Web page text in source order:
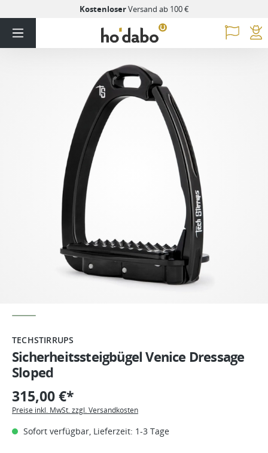
KostenloserVersand ab 100 €
TECHSTIRRUPS
Sicherheitssteigbügel Venice Dressage
Sloped
315,00 €*
Preise inkl. MwSt. zzgl. Versandkosten
Sofort verfügbar, Lieferzeit: 1-3 Tage